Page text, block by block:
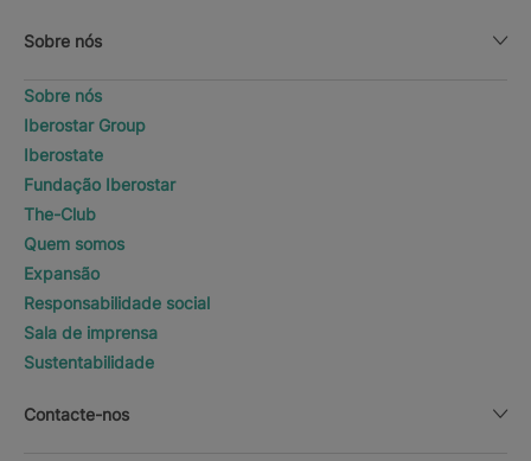
Sobre nós
Sobre nós
Iberostar Group
Iberostate
Fundação Iberostar
The-Club
Quem somos
Expansão
Responsabilidade social
Sala de imprensa
Sustentabilidade
Contacte-nos